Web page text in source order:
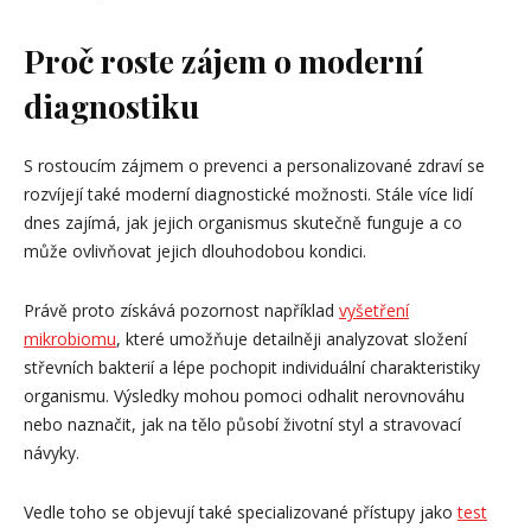
Proč roste zájem o moderní
diagnostiku
S rostoucím zájmem o prevenci a personalizované zdraví se
rozvíjejí také moderní diagnostické možnosti. Stále více lidí
dnes zajímá, jak jejich organismus skutečně funguje a co
může ovlivňovat jejich dlouhodobou kondici.
Právě proto získává pozornost například vyšetření
mikrobiomu, které umožňuje detailněji analyzovat složení
střevních bakterií a lépe pochopit individuální charakteristiky
organismu. Výsledky mohou pomoci odhalit nerovnováhu
nebo naznačit, jak na tělo působí životní styl a stravovací
návyky.
Vedle toho se objevují také specializované přístupy jakotest